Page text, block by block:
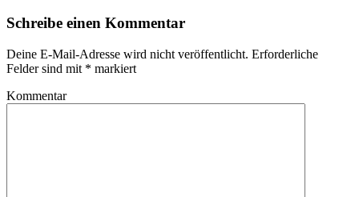
Schreibe einen Kommentar
Deine E-Mail-Adresse wird nicht veröffentlicht. Erforderliche
Felder sind mit * markiert
Kommentar